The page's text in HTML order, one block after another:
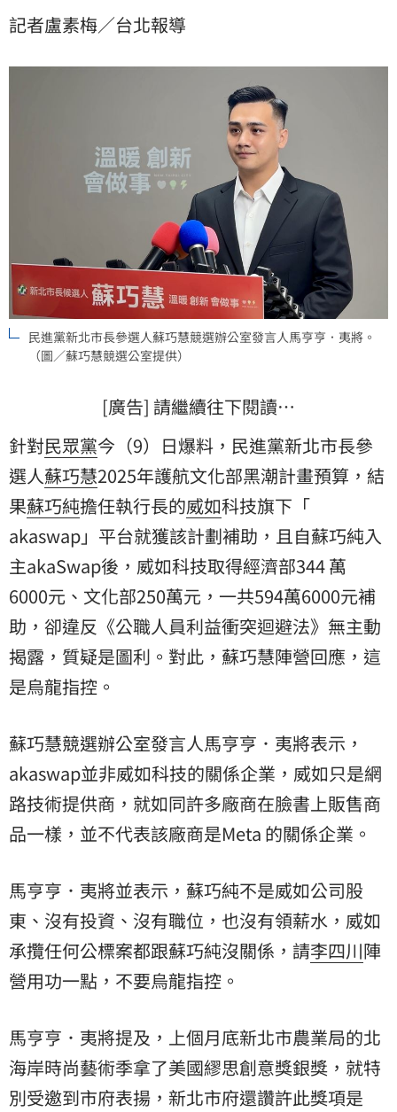
助，卻違反《公職人員利益衝突迴避法》無主動揭露，
記者盧素梅／台北報導
民進黨新北市長參選人蘇巧慧競選辦公室發言人馬亨亨．夷將。
（圖／蘇巧慧競選公室提供）
[廣告] 請繼續往下閱讀…
針對民眾黨今（9）日爆料，民進黨新北市長參
選人蘇巧慧2025年護航文化部黑潮計畫預算，結
果蘇巧純擔任執行長的威如科技旗下「
akaswap」平台就獲該計劃補助，且自蘇巧純入
主akaSwap後，威如科技取得經濟部344 萬
6000元、文化部250萬元，一共594萬6000元補
助，卻違反《公職人員利益衝突迴避法》無主動
揭露，質疑是圖利。對此，蘇巧慧陣營回應，這
是烏龍指控。
蘇巧慧競選辦公室發言人馬亨亨．夷將表示，
akaswap並非威如科技的關係企業，威如只是網
路技術提供商，就如同許多廠商在臉書上販售商
品一樣，並不代表該廠商是Meta 的關係企業。
馬亨亨．夷將並表示，蘇巧純不是威如公司股
東、沒有投資、沒有職位，也沒有領薪水，威如
承攬任何公標案都跟蘇巧純沒關係，請李四川陣
營用功一點，不要烏龍指控。
馬亨亨．夷將提及，上個月底新北市農業局的北
海岸時尚藝術季拿了美國繆思創意獎銀獎，就特
別受邀到市府表揚，新北市府還讚許此獎項是